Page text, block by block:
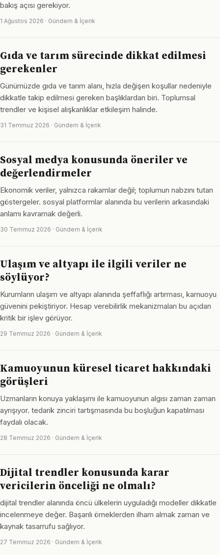
bakış açısı gerekiyor.
1 Ağustos 2026 · Gündem & İçerik
Gıda ve tarım sürecinde dikkat edilmesi
gerekenler
Günümüzde gıda ve tarım alanı, hızla değişen koşullar nedeniyle
dikkatle takip edilmesi gereken başlıklardan biri. Toplumsal
trendler ve kişisel alışkanlıklar etkileşim halinde.
31 Temmuz 2026 · Gündem & İçerik
Sosyal medya konusunda öneriler ve
değerlendirmeler
Ekonomik veriler, yalnızca rakamlar değil; toplumun nabzını tutan
göstergeler. sosyal platformlar alanında bu verilerin arkasındaki
anlamı kavramak değerli.
30 Temmuz 2026 · Gündem & İçerik
Ulaşım ve altyapı ile ilgili veriler ne
söylüyor?
Kurumların ulaşım ve altyapı alanında şeffaflığı artırması, kamuoyu
güvenini pekiştiriyor. Hesap verebilirlik mekanizmaları bu açıdan
kritik bir işlev görüyor.
29 Temmuz 2026 · Gündem & İçerik
Kamuoyunun küresel ticaret hakkındaki
görüşleri
Uzmanların konuya yaklaşımı ile kamuoyunun algısı zaman zaman
ayrışıyor. tedarik zinciri tartışmasında bu boşluğun kapatılması
faydalı olacak.
28 Temmuz 2026 · Gündem & İçerik
Dijital trendler konusunda karar
vericilerin önceliği ne olmalı?
dijital trendler alanında öncü ülkelerin uyguladığı modeller dikkatle
incelenmeye değer. Başarılı örneklerden ilham almak zaman ve
kaynak tasarrufu sağlıyor.
27 Temmuz 2026 · Gündem & İçerik